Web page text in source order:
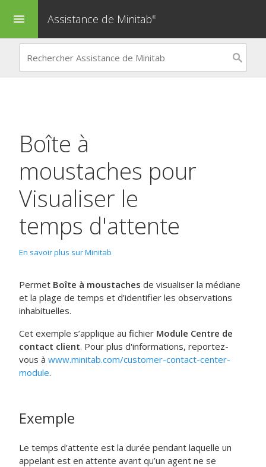
menu Assistance de Minitab®
Boîte à
moustaches pour
Visualiser le
temps d'attente
En savoir plus sur Minitab
Permet Boîte à moustaches de visualiser la médiane
et la plage de temps et d’identifier les observations
inhabituelles.
Cet exemple s’applique au fichier Module Centre de
contact client. Pour plus d'informations, reportez-
vous à www.minitab.com/customer-contact-center-
module.
Exemple
Le temps d’attente est la durée pendant laquelle un
appelant est en attente avant qu’un agent ne se